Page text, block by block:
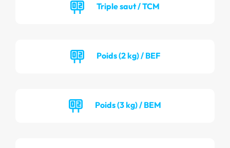
Triple saut / TCM
Poids (2 kg) / BEF
Poids (3 kg) / BEM